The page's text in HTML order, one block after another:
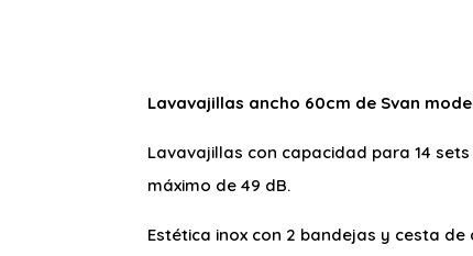
Lavavajillas ancho 60cm de Svan
Lavavajillas con capacidad para 14
máximo de 49 dB.
Estética inox con 2 bandejas y cesta